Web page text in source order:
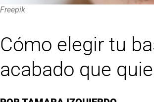
Freepik
Cómo elegir tu
acabado que